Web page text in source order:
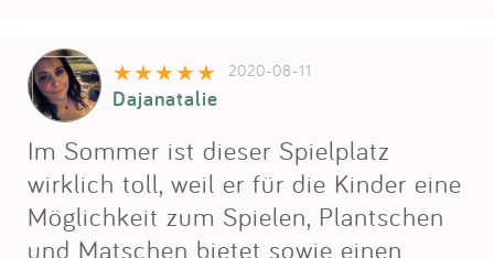
Impressum
Anmelden
2020-08-11
Dajanatalie
Im Sommer ist dieser Spielplatz
wirklich toll, weil er für die Kinder eine
Möglichkeit zum Spielen, Plantschen
und Matschen bietet sowie einen